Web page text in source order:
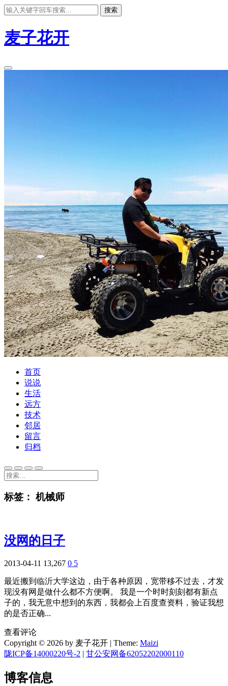
搜索
麦子花开
首页
说说
生活
远方
技术
邻居
留言
归档
标签： 机械师
没网的日子
2013-04-11 13,267 0 5
最近搬到临沂大学这边，由于各种原因，宽带移不过去，才发
现没有网是做什么都不方便啊。 我是一个时时刻刻都有新点
子的，我无意中想到的东西，我都会上百度查资料，验证我想
的是否正确...
查看评论
Copyright © 2026 by 麦子花开 | Theme: Maizi
陇ICP备14000220号-2 | 甘公安网备62052202000110
博客信息